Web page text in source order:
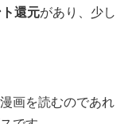
還元があり、少し
画を読むのであれ